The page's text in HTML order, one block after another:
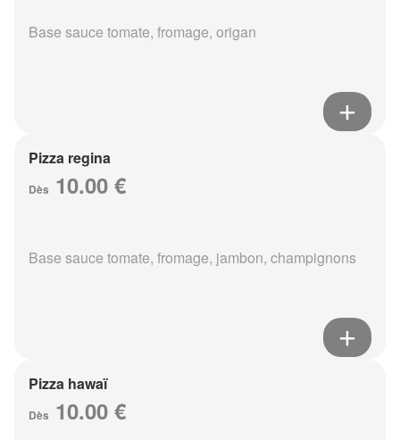
Base sauce tomate, fromage, origan
Pizza regina
Dès 10.00 €
Base sauce tomate, fromage, jambon, champignons
Pizza hawaï
Dès 10.00 €